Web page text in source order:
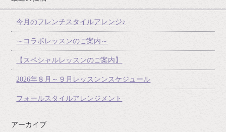
今月のフレンチスタイルアレンジ♪
～コラボレッスンのご案内～
【スペシャルレッスンのご案内】
2026年８月～９月レッスンンスケジュール
フォールスタイルアレンジメント
アーカイブ